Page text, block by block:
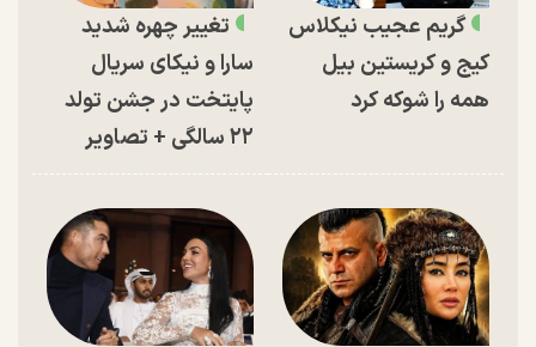
گریم عجیب نیکلاس
کیج و کریستین بیل
همه را شوکه کرد
تغییر چهره شدید
سارا و نیکای سریال
پایتخت در جشن تولد
۲۲ سالگی + تصاویر